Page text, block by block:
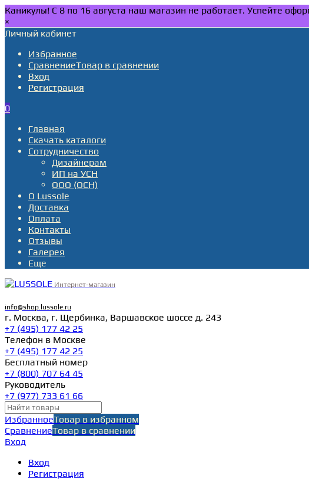
Каникулы! С 8 по 16 августа наш магазин не работает. Успейте
×
Личный кабинет
Избранное
СравнениеТовар в сравнении
Вход
Регистрация
0
Главная
Скачать каталоги
Сотрудничество
Дизайнерам
ИП на УСН
ООО (ОСН)
О Lussole
Доставка
Оплата
Контакты
Отзывы
Галерея
Еще
Интернет-магазин
info@shop.lussole.ru
г. Москва, г. Щербинка, Варшавское шоссе д. 243
+7 (495) 177 42 25
Телефон в Москве
+7 (495) 177 42 25
Бесплатный номер
+7 (800) 707 64 45
Руководитель
+7 (977) 733 61 66
ИзбранноеТовар в избранном
СравнениеТовар в сравнении
Вход
Вход
Регистрация